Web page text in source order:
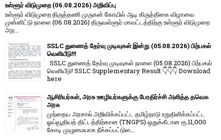
உள்ளூர் விடுமுறை (06.08.2026) அறிவிப்பு
உள்ளூர் விடுமுறை திருத்தணி முருகன் கோயில் ஆடி கிருத்திகை விழாவை
முன்னிட்டு நாளை (06.08.2026) திருவள்ளூர் மாவட்டத்திற்கு உள்ளூர் விடுமுறை
அற...
SSLC துணைத் தேர்வு முடிவுகள் இன்று (05.08.2026) பிற்பகல்
வெளியீடு!!!
SSLC துணைத் தேர்வு முடிவுகள் நாளை (05.08.2026) பிற்பகல்
வெளியீடு! SSLC Supplementary Result 👇👇👇 Download
here
ஆசிரியர்கள், அரசு ஊழியர்களுக்கு பேரதிர்ச்சி அளித்த தவெக
அரசு
முந்தைய அரசால் அறிவிக்கப்பட்ட தமிழ்நாடு உறுதிளிக்கப்பட்ட
ஓய்வூதியத் திட்டத்திற்கான (TNGPS) ஒதுக்கீடான ரூ.11,000
கோடி முழுமையாக நீக்கப்பட்டுள...